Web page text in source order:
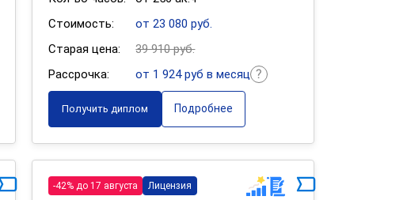
Стоимость:
от 23 080 руб.
Старая цена:
39 910 руб.
Рассрочка:
от 1 924 руб в месяц
Получить диплом Подробнее
-42% до 17 августа Лицензия